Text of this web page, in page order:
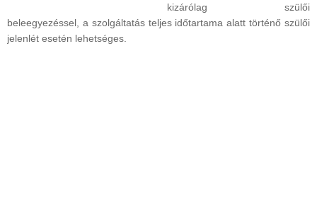
kizárólag szülői
beleegyezéssel, a szolgáltatás teljes időtartama alatt történő szülői
jelenlét esetén lehetséges.